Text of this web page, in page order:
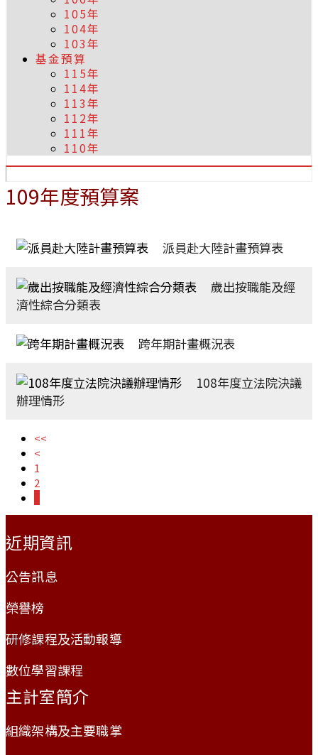
105年
104年
103年
基金預算
115年
114年
113年
112年
111年
110年
109年度預算案
派員赴大陸計畫預算表
歲出按職能及經
濟性綜合分類表
跨年期計畫概況表
108年度立法院決議
辦理情形
<<
<
1
2
近期資訊
公告訊息
榮譽榜
研修課程及活動報導
數位學習課程
主計室簡介
組織架構及主要職掌